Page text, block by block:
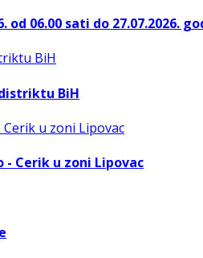
06.00 sati do 27.07.2026.
BiH
Cerik u zoni Lipovac